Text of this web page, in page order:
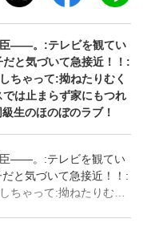
臣――。:テレビを観てい
と気づいて急接近！！:
ちゃって:拗ねたりむく
は止まらず家にもつれ
生のほのぼのラブ！
臣――。:テレビを観てい
と気づいて急接近！！:
ちゃって:拗ねたりむく
は止まらず家にもつれ
生のほのぼのラブ！